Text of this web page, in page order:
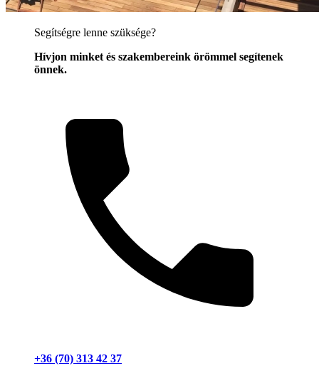
Segítségre lenne szüksége?
Hívjon minket és szakembereink örömmel segítenek
önnek.
+36 (70) 313 42 37